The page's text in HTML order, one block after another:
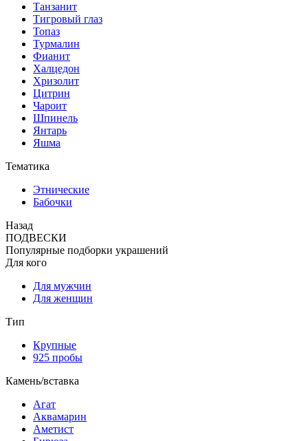
Танзанит
Тигровый глаз
Топаз
Турмалин
Фианит
Халцедон
Хризолит
Цитрин
Чароит
Шпинель
Янтарь
Яшма
Тематика
Этнические
Бабочки
Назад
ПОДВЕСКИ
Популярные подборки украшений
Для кого
Для мужчин
Для женщин
Тип
Крупные
925 пробы
Камень/вставка
Агат
Аквамарин
Аметист